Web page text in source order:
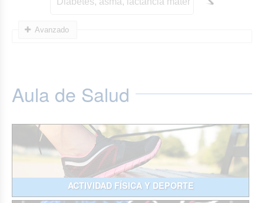
Avanzado
Aula de Salud
ACTIVIDAD FÍSICA Y DEPORTE